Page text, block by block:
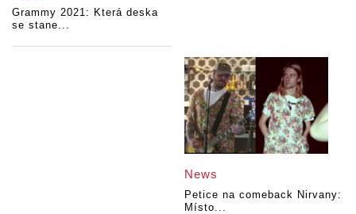
Grammy 2021: Která deska
se stane...
News
Petice na comeback Nirvany:
Místo...